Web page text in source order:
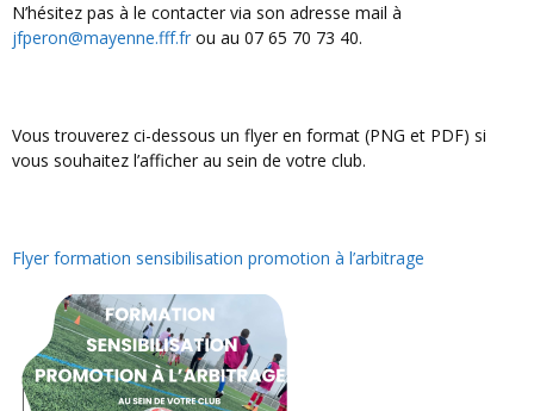
N’hésitez pas à le contacter via son adresse mail à
jfperon@mayenne.fff.fr ou au 07 65 70 73 40.
Vous trouverez ci-dessous un flyer en format (PNG et PDF) si
vous souhaitez l’afficher au sein de votre club.
Flyer formation sensibilisation promotion à l’arbitrage